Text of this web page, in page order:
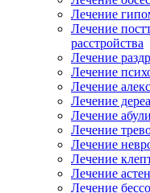
Лечение
Лечение
расстройства
Лечение
Лечение
Лечение
Лечение
Лечение
Лечение
Лечение
Лечение
Лечение
Лечение